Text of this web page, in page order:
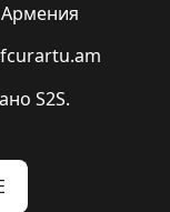
S2S.